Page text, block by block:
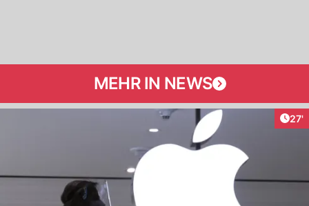
MEHR IN NEWS
27'